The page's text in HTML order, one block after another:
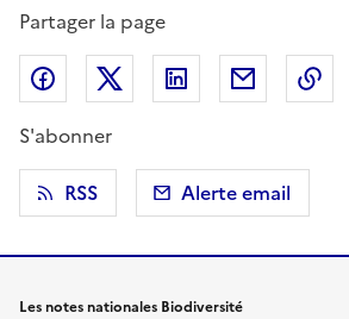
Partager la page
Partager sur Facebook
Partager sur X
Partager sur
S'abonner
RSS
Alerte email
Les notes nationales Biodiversité